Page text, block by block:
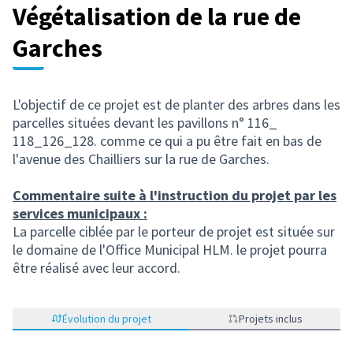
Végétalisation de la rue de
Garches
L'objectif de ce projet est de planter des arbres dans les
parcelles situées devant les pavillons n° 116_
118_126_128. comme ce qui a pu être fait en bas de
l'avenue des Chailliers sur la rue de Garches.
Commentaire suite à l'instruction du projet par les
services municipaux :
La parcelle ciblée par le porteur de projet est située sur
le domaine de l'Office Municipal HLM. le projet pourra
être réalisé avec leur accord.
Évolution du projet Projets inclus